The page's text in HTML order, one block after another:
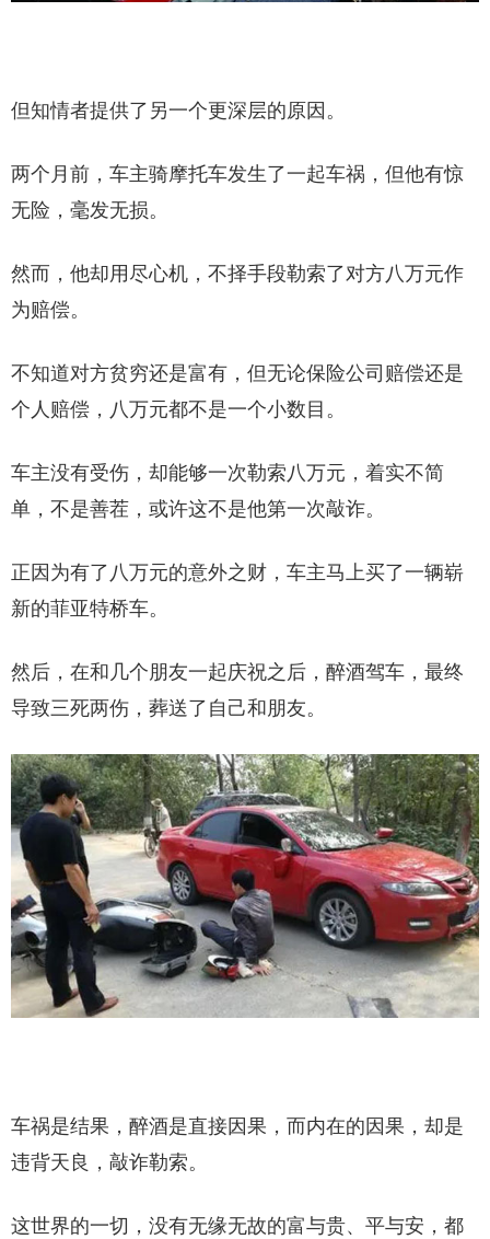
但知情者提供了另一个更深层的原因。
两个月前，车主骑摩托车发生了一起车祸，但他有惊
无险，毫发无损。
然而，他却用尽心机，不择手段勒索了对方八万元作
为赔偿。
不知道对方贫穷还是富有，但无论保险公司赔偿还是
个人赔偿，八万元都不是一个小数目。
车主没有受伤，却能够一次勒索八万元，着实不简
单，不是善茬，或许这不是他第一次敲诈。
正因为有了八万元的意外之财，车主马上买了一辆崭
新的菲亚特桥车。
然后，在和几个朋友一起庆祝之后，醉酒驾车，最终
导致三死两伤，葬送了自己和朋友。
车祸是结果，醉酒是直接因果，而内在的因果，却是
违背天良，敲诈勒索。
这世界的一切，没有无缘无故的富与贵、平与安，都